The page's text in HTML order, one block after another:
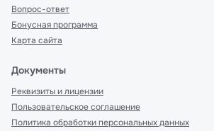
Вопрос-ответ
Бонусная программа
Карта сайта
Документы
Реквизиты и лицензии
Пользовательское соглашение
Политика обработки персональных данных